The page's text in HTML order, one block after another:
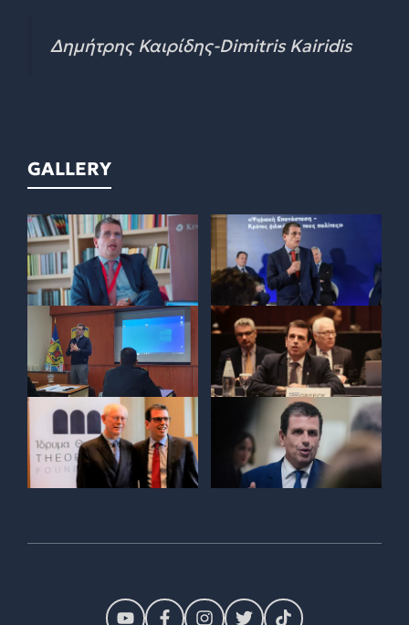
Δημήτρης Καιρίδης-Dimitris Kairidis
GALLERY